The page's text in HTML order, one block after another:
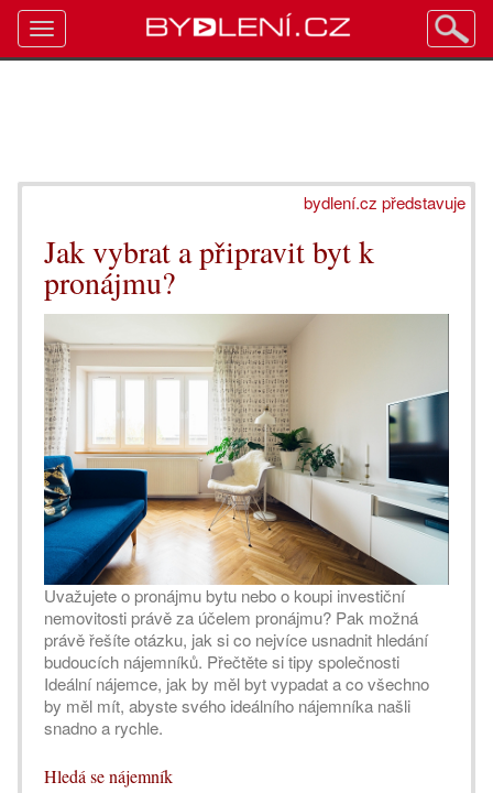
bydlení.cz představuje
Jak vybrat a připravit byt k
pronájmu?
Uvažujete o pronájmu bytu nebo o koupi investiční
nemovitosti právě za účelem pronájmu? Pak možná
právě řešíte otázku, jak si co nejvíce usnadnit hledání
budoucích nájemníků. Přečtěte si tipy společnosti
Ideální nájemce, jak by měl byt vypadat a co všechno
by měl mít, abyste svého ideálního nájemníka našli
snadno a rychle.
Hledá se nájemník
Toggle
navigation